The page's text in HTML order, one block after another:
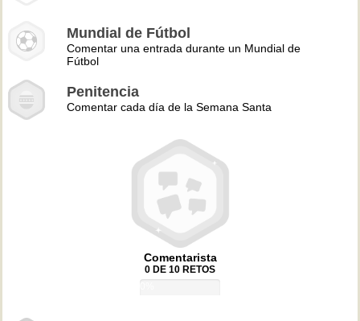
Mundial de Fútbol
Comentar una entrada durante un Mundial de
Fútbol
Penitencia
Comentar cada día de la Semana Santa
Comentarista
0 DE 10 RETOS